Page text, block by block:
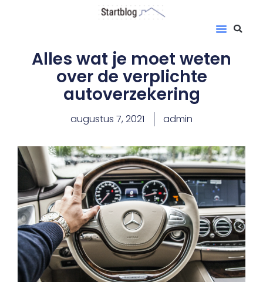
Alles wat je moet weten
over de verplichte
autoverzekering
augustus 7, 2021 admin